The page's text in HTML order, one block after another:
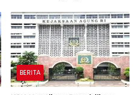
Sultra
BERITA